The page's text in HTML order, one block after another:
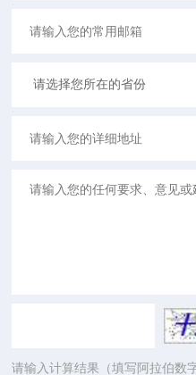
请输入计算结果（填写阿拉伯数